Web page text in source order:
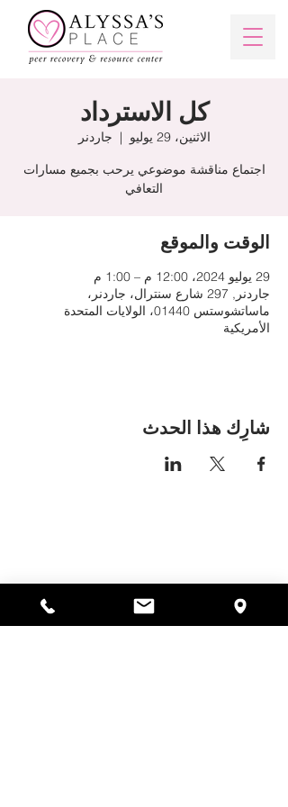
كل الاسترداد
الاثنين، 29 يوليو
  |
جاردنر
اجتماع مناقشة موضوعي يرحب بجميع مسارات
التعافي
الوقت والموقع
29 يوليو 2024، 12:00 م – 1:00 م
جاردنر, 297 شارع سنترال، جاردنر،
ماساتشوستس 01440، الولايات المتحدة
الأمريكية
شارِك هذا الحدث
ماساتشوستس 01440
978-364-0920